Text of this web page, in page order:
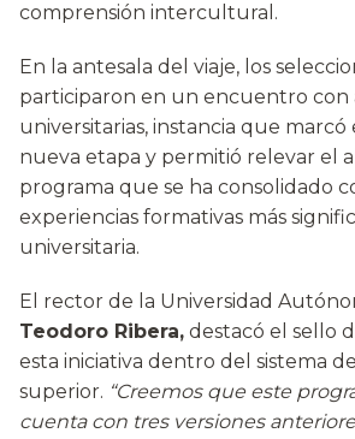
comprensión intercultural.
En la antesala del viaje, los
participaron en un encuentro con
universitarias, instancia que marcó
nueva etapa y permitió relevar el
programa que se ha consolidado
experiencias formativas más
universitaria.
El rector de la Universidad
Teodoro Ribera, destacó el sello
esta iniciativa dentro del sistema
superior. “Creemos que este
cuenta con tres versiones